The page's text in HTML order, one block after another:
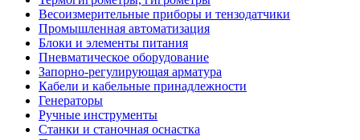
Весоизмерительные приборы и тензодатчики
Промышленная автоматизация
Блоки и элементы питания
Пневматическое оборудование
Запорно-регулирующая арматура
Кабели и кабельные принадлежности
Генераторы
Ручные инструменты
Станки и станочная оснастка